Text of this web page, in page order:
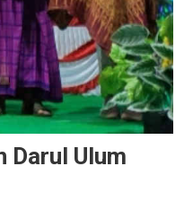
Darul Ulum